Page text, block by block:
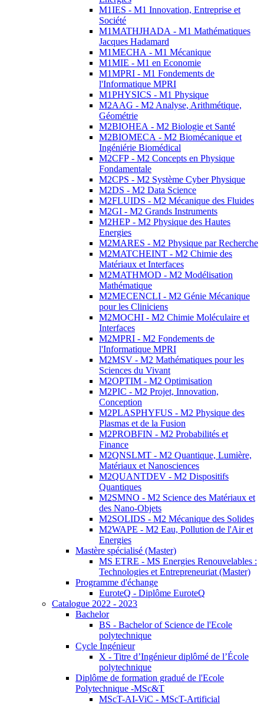
M1IES - M1 Innovation, Entreprise et
Société
M1MATHJHADA - M1 Mathématiques
Jacques Hadamard
M1MECHA - M1 Mécanique
M1MIE - M1 en Economie
M1MPRI - M1 Fondements de
l'Informatique MPRI
M1PHYSICS - M1 Physique
M2AAG - M2 Analyse, Arithmétique,
Géométrie
M2BIOHEA - M2 Biologie et Santé
M2BIOMECA - M2 Biomécanique et
Ingéniérie Biomédical
M2CFP - M2 Concepts en Physique
Fondamentale
M2CPS - M2 Système Cyber Physique
M2DS - M2 Data Science
M2FLUIDS - M2 Mécanique des Fluides
M2GI - M2 Grands Instruments
M2HEP - M2 Physique des Hautes
Energies
M2MARES - M2 Physique par Recherche
M2MATCHEINT - M2 Chimie des
Matériaux et Interfaces
M2MATHMOD - M2 Modélisation
Mathématique
M2MECENCLI - M2 Génie Mécanique
pour les Cliniciens
M2MOCHI - M2 Chimie Moléculaire et
Interfaces
M2MPRI - M2 Fondements de
l'Informatique MPRI
M2MSV - M2 Mathématiques pour les
Sciences du Vivant
M2OPTIM - M2 Optimisation
M2PIC - M2 Projet, Innovation,
Conception
M2PLASPHYFUS - M2 Physique des
Plasmas et de la Fusion
M2PROBFIN - M2 Probabilités et
Finance
M2QNSLMT - M2 Quantique, Lumière,
Matériaux et Nanosciences
M2QUANTDEV - M2 Dispositifs
Quantiques
M2SMNO - M2 Science des Matériaux et
des Nano-Objets
M2SOLIDS - M2 Mécanique des Solides
M2WAPE - M2 Eau, Pollution de l'Air et
Energies
Mastère spécialisé (Master)
MS ETRE - MS Energies Renouvelables :
Technologies et Entrepreneuriat (Master)
Programme d'échange
EuroteQ - Diplôme EuroteQ
Catalogue 2022 - 2023
Bachelor
BS - Bachelor of Science de l'Ecole
polytechnique
Cycle Ingénieur
X - Titre d’Ingénieur diplômé de l’École
polytechnique
Diplôme de formation gradué de l'Ecole
Polytechnique -MSc&T
MScT-AI-ViC - MScT-Artificial